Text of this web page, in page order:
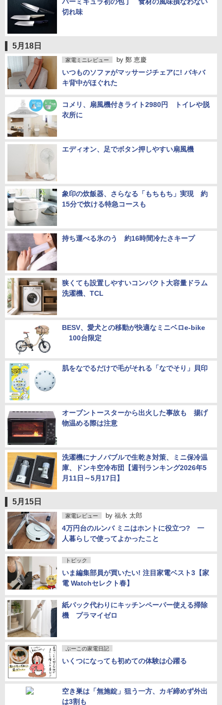
切れ味
5月18日
家電ミニレビュー by 鄭 恵慶
いつものソファがマッサージチェアに! バキバ
キ背中がほぐれた
コメリ、扇風機付きライト2980円 トイレや脱
衣所に
エディオン、足でボタン押しやすい扇風機
象印の炊飯器、さらなる「もちもち」実現 約
15分で炊ける特急コースも
持ち運べる氷のう 約16時間冷たさキープ
狭くても設置しやすいコンパクト大容量ドラム
洗濯機、TCL
BESV、愛犬との移動が快適なミニベロe-bike
100台限定
肌をなでるだけで毛がそれる「なでそり」貝印
オーブントースターから出火した事故も 揚げ
物温める際は注意
洗濯機にナノバブルで生乾き対策、ミニ保冷温
庫、ドンキ空冷布団【週刊ランキング2026年5
月11日～5月17日】
5月15日
家電レビュー by 福永 太郎
4万円台のルンバ ミニはホントに役立つ? 一
人暮らしで使ってよかったこと
トピック
いま編集部員が買いたい! 注目家電ベスト3【家
電 Watchセレクト春】
紙パック代わりにキッチンペーパー使える掃除
機 プラマイゼロ
ぷーこの家電日記
いくつになっても初めての体験は心躍る
空き巣は「無施錠」狙う一方、カギ締めず外出
は3割も